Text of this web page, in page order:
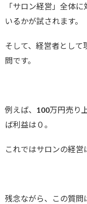
「サロン経営」全体
いるかが試されます。
そして、経営者とし
問です。
例えば、100万円売り
ば利益は０。
これではサロンの経営
残念ながら、この質問